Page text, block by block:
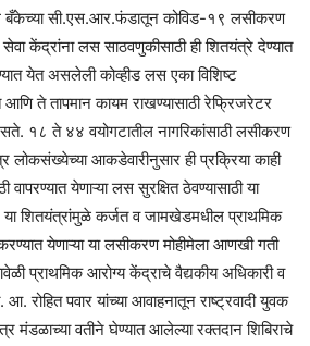
सी.एस.आर.फंडातून कोविड-१९ लसीकरण
सेवा केंद्रांना लस साठवणुकीसाठी ही शितयंत्रे देण्यात
येत असलेली कोव्हीड लस एका विशिष्ट
ते तापमान कायम राखण्यासाठी रेफ्रिजरेटर
१८ ते ४४ वयोगटातील नागरिकांसाठी लसीकरण
लोकसंख्येच्या आकडेवारीनुसार ही प्रक्रिया काही
येणाऱ्या लस सुरक्षित ठेवण्यासाठी या
या शितयंत्रांमुळे कर्जत व जामखेडमधील प्राथमिक
येणाऱ्या या लसीकरण मोहीमेला आणखी गती
प्राथमिक आरोग्य केंद्राचे वैद्यकीय अधिकारी व
रोहित पवार यांच्या आवाहनातून राष्ट्रवादी युवक
मंडळाच्या वतीने घेण्यात आलेल्या रक्तदान शिबिराचे